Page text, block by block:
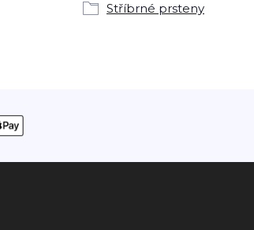
Stříbrné prsteny